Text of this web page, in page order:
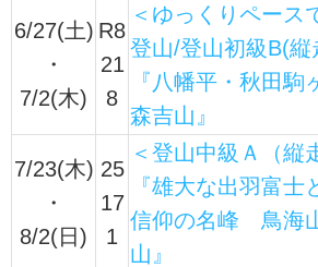
6/27(土)
・
7/2(木)
R8
21
8
＜ゆっくりペース
登山/登山初級B(縦
『八幡平・秋田駒
森吉山』
7/23(木)
・
8/2(日)
25
17
1
＜登山中級Ａ（縦
『雄大な出羽富士
信仰の名峰 鳥海
山』